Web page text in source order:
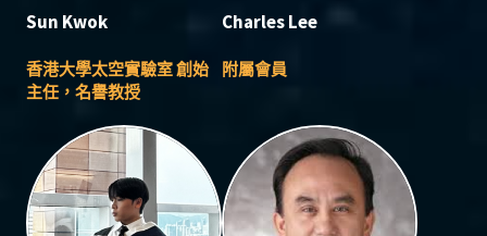
Sun Kwok
香港大學太空實驗室 創始
主任，名譽教授
Charles Lee
附屬會員